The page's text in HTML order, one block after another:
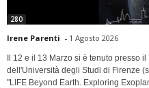
280
Irene Parenti - 1 Agosto 2026
Il 12 e il 13 Marzo si è tenuto presso
dell'Università degli Studi di Firenze
"LIFE Beyond Earth. Exploring